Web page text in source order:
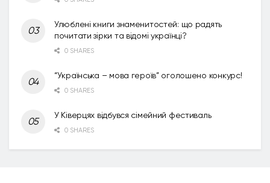
Улюблені книги знаменитостей: що радять
почитати зірки та відомі українці?
0 SHARES
“Українська – мова героїв” оголошено конкурс!
0 SHARES
У Ківерцях відбувся сімейний фестиваль
0 SHARES